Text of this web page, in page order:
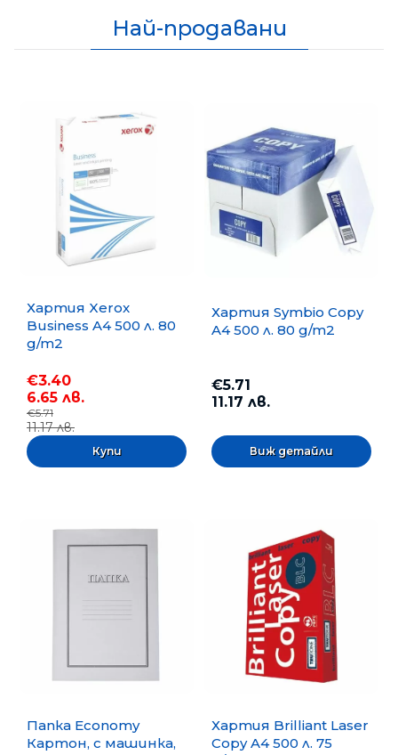
Най-продавани
Хартия Xerox
Business A4 500 л. 80
g/m2
€3.40
6.65 лв.
€5.71
11.17 лв.
Хартия Symbio Copy
A4 500 л. 80 g/m2
€5.71
11.17 лв.
Виж детайли
Папка Economy
Картон, с машинка,
Хартия Brilliant Laser
Copy A4 500 л. 75